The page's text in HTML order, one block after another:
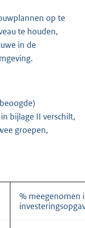
op te
te houden,
in de
bijlage II verschilt,
groepen,
% meegenomen